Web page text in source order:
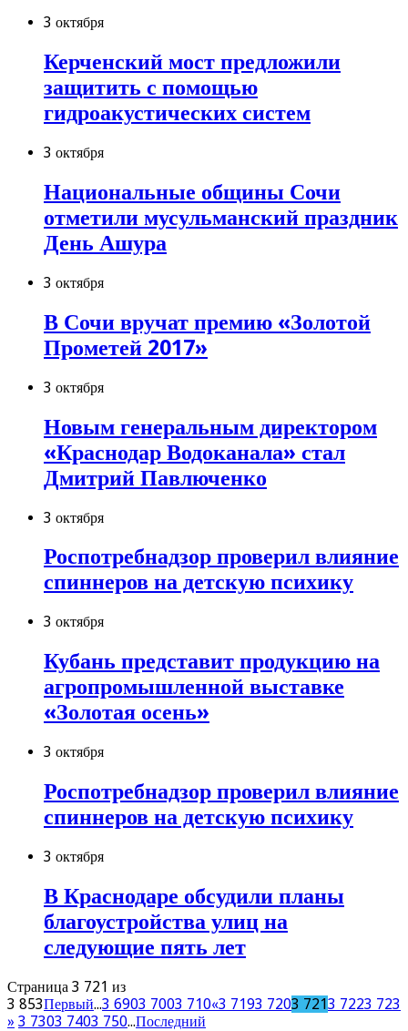
3 октября
Керченский мост предложили
защитить с помощью
гидроакустических систем
3 октября
Национальные общины Сочи
отметили мусульманский праздник
День Ашура
3 октября
В Сочи вручат премию «Золотой
Прометей 2017»
3 октября
Новым генеральным директором
«Краснодар Водоканала» стал
Дмитрий Павлюченко
3 октября
Роспотребнадзор проверил влияние
спиннеров на детскую психику
3 октября
Кубань представит продукцию на
агропромышленной выставке
«Золотая осень»
3 октября
Роспотребнадзор проверил влияние
спиннеров на детскую психику
3 октября
В Краснодаре обсудили планы
благоустройства улиц на
следующие пять лет
Страница 3 721 из
3 853Первый...3 6903 7003 710«3 7193 7203 7213 7223 723
» 3 7303 7403 750...Последний